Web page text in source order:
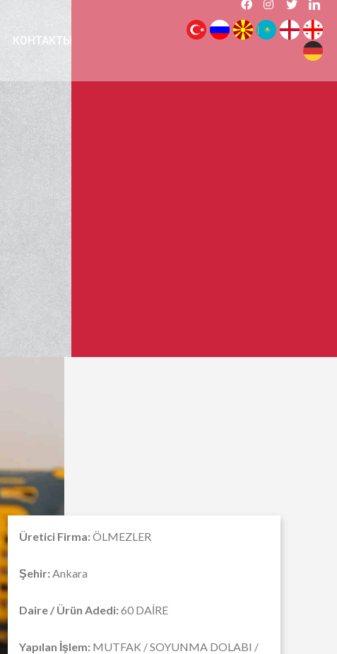
КОНТАКТЫ
Üretici Firma:ÖLMEZLER
Şehir:Ankara
Daire / Ürün Adedi:60 DAİRE
Yapılan İşlem:MUTFAK / SOYUNMA DOLABI /